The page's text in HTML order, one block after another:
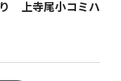
上寺尾小コミハ